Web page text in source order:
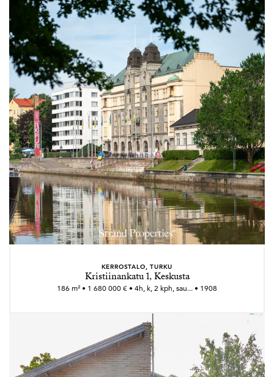
Hirvensalossa lasketellen. Perheeseen kuuluu puolison
lisäksi nuoret, joista kaksi on jo muuttanut maailmalle.
Arne osaa samaistua asiakkaidensa eri
elämäntilanteisiin, ja jokainen asiakas on hänelle se
tärkein. Asiakkaat voivat odottaa välittäjää, joka
sitoutuu asiakkaisiinsa sataprosenttisesti.
KERROSTALO, TURKU
Kristiinankatu 1, Keskusta
186 m² • 1 680 000 € • 4h, k, 2 kph, sau... • 1908